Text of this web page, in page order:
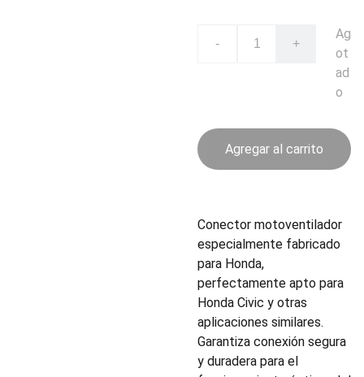
- +
Ag
ot
ad
o
Agregar al carrito
Conector motoventilador
especialmente fabricado
para Honda,
perfectamente apto para
Honda Civic y otras
aplicaciones similares.
Garantiza conexión segura
y duradera para el